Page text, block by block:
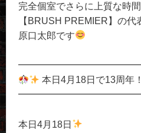
完全個室でさらに上質な時
【BRUSH PREMIER】の代
原口太郎です
本日4月18日で13周年！
本日4月18日